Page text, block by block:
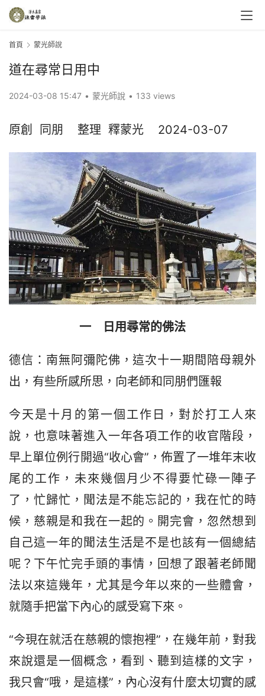
首頁 蒙光師說
道在尋常日用中
2024-03-08 15:47 • 蒙光師說 • 133 views
原創  同朋    整理  釋蒙光    2024-03-07
一　日用尋常的佛法
德信：南無阿彌陀佛，這次十一期間陪母親外
出，有些所感所思，向老師和同朋們匯報
今天是十月的第一個工作日，對於打工人來
說，也意味著進入一年各項工作的收官階段，
早上單位例行開過“收心會”，佈置了一堆年末收
尾的工作，未來幾個月少不得要忙碌一陣子
了，忙歸忙，聞法是不能忘記的，我在忙的時
候，慈親是和我在一起的。開完會，忽然想到
自己這一年的聞法生活是不是也該有一個總結
呢？下午忙完手頭的事情，回想了跟著老師聞
法以來這幾年，尤其是今年以來的一些體會，
就隨手把當下內心的感受寫下來。
“今現在就活在慈親的懷抱裡”，在幾年前，對我
來說還是一個概念，看到、聽到這樣的文字，
我只會“哦，是這樣”，內心沒有什麼太切實的感